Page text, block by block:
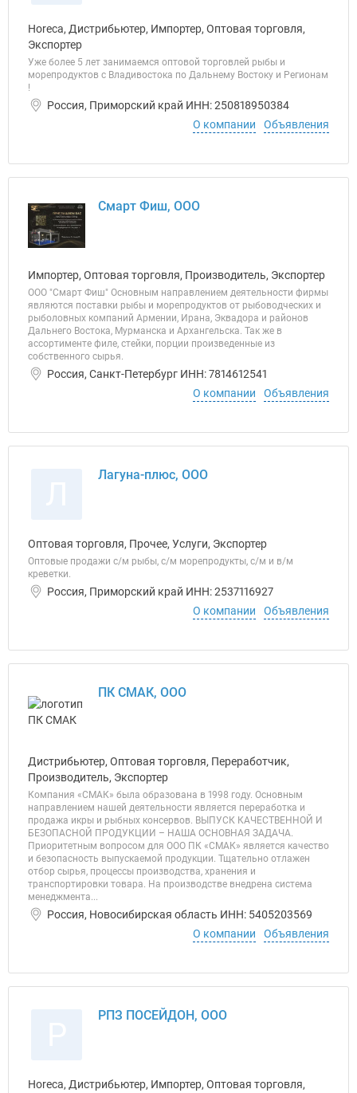
Horeca, Дистрибьютер, Импортер, Оптовая торговля,
Экспортер
Уже более 5 лет занимаемся оптовой торговлей рыбы и
морепродуктов с Владивостока по Дальнему Востоку и Регионам
!
Россия, Приморский край ИНН: 250818950384
О компании
Объявления
Смарт Фиш, ООО
Импортер, Оптовая торговля, Производитель, Экспортер
ООО "Смарт Фиш" Основным направлением деятельности фирмы
являются поставки рыбы и морепродуктов от рыбоводческих и
рыболовных компаний Армении, Ирана, Эквадора и районов
Дальнего Востока, Мурманска и Архангельска. Так же в
ассортименте филе, стейки, порции произведенные из
собственного сырья.
Россия, Санкт-Петербург ИНН: 7814612541
О компании
Объявления
Лагуна-плюс, ООО
Оптовая торговля, Прочее, Услуги, Экспортер
Оптовые продажи с/м рыбы, с/м морепродукты, с/м и в/м
креветки.
Россия, Приморский край ИНН: 2537116927
О компании
Объявления
ПК СМАК, ООО
Дистрибьютер, Оптовая торговля, Переработчик,
Производитель, Экспортер
Компания «СМАК» была образована в 1998 году. Основным
направлением нашей деятельности является переработка и
продажа икры и рыбных консервов. ВЫПУСК КАЧЕСТВЕННОЙ И
БЕЗОПАСНОЙ ПРОДУКЦИИ – НАША ОСНОВНАЯ ЗАДАЧА.
Приоритетным вопросом для ООО ПК «СМАК» является качество
и безопасность выпускаемой продукции. Тщательно отлажен
отбор сырья, процессы производства, хранения и
транспортировки товара. На производстве внедрена система
менеджмента...
Россия, Новосибирская область ИНН: 5405203569
О компании
Объявления
РПЗ ПОСЕЙДОН, ООО
Horeca, Дистрибьютер, Импортер, Оптовая торговля,